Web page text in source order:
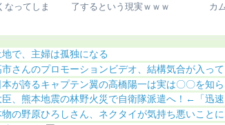
募集した結
びさん、新たな真実が発覚
さ
で、主婦は孤独になる
市さんのプロモーションビデオ、結構気合が入って
が誇るキャプテン翼の高橋陽一は実は〇〇を知ら
、熊本地震の林野火災で自衛隊派遣へ！←「迅
物の野原ひろしさん、ネクタイが気持ち悪いことに